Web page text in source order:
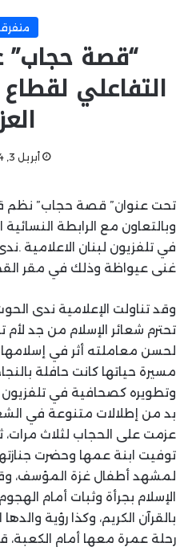
“قصة حجاب”
التفاعلي
أبريل 3, 2024
تحت عنوان” قصة حجاب” نظم
وبالتعاون مع الرابطة
في تلفزيون لبنان الاعلامية
غنى عيواظة وذلك في مقر
وقد تناولت الإعلامية ندى
تحترم شعائر الإسلام من جد
مسيرة حياتها كانت حافلة
وتطويره كصحافية في تلفزيون
بد من إطلالات متنوعة في
عزمت على الحجاب لثلاث مرات،
توفيت ابنة عمها وحضرت
لمشهد أطفال غزة المؤسف،
الإسلام بجرأة وثبات أمام
بالقرآن الكريم، وكذا رؤية
رحلة عمرة معها أمام الكعبة،